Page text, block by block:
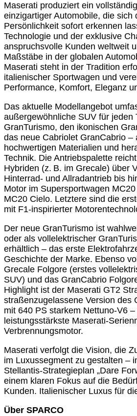
Maserati produziert ein
einzigartiger Automobile, die sich
Persönlichkeit sofort erkennen
Technologie und der exklusive
anspruchsvolle Kunden weltweit
Maßstäbe in der globalen
Maserati steht in der Tradition
italienischer Sportwagen und
Performance, Komfort, Eleganz
Das aktuelle Modellangebot
außergewöhnliche SUV für jeden
GranTurismo, den ikonischen
das neue Cabriolet GranCabrio –
hochwertigen Materialien und
Technik. Die Antriebspalette
Hybriden (z. B. im Grecale) über
Hinterrad- und Allradantrieb bis
Motor im Supersportwagen
MC20 Cielo. Letztere sind die
mit F1-inspirierter
Der neue GranTurismo ist
oder als vollelektrischer
erhältlich – das erste
Geschichte der Marke. Ebenso
Grecale Folgore (erstes
SUV) und das GranCabrio
Highlight ist der Maserati GT2
straßenzugelassene Version des
mit 640 PS starkem Nettuno-V6
leistungsstärkste Maserati-
Verbrennungsmotor.
Maserati verfolgt die Vision, die
im Luxussegment zu gestalten –
Stellantis-Strategieplan „Dare
einem klaren Fokus auf die
Kunden. Italienischer Luxus für
Über SPARCO